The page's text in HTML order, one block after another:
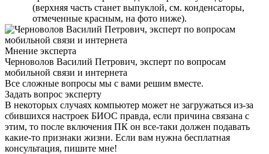
(верхняя часть станет выпуклой, см. конденсаторы,
отмеченные красным, на фото ниже).
Мнение эксперта
Черноволов Василий Петрович, эксперт по вопросам
мобильной связи и интернета
Все сложные вопросы мы с вами решим вместе.
Задать вопрос эксперту
В некоторых случаях компьютер может не загружаться из-за
сбившихся настроек БИОС правда, если причина связана с
этим, то после включения ПК он все-таки должен подавать
какие-то признаки жизни. Если вам нужна бесплатная
консультация, пишите мне!